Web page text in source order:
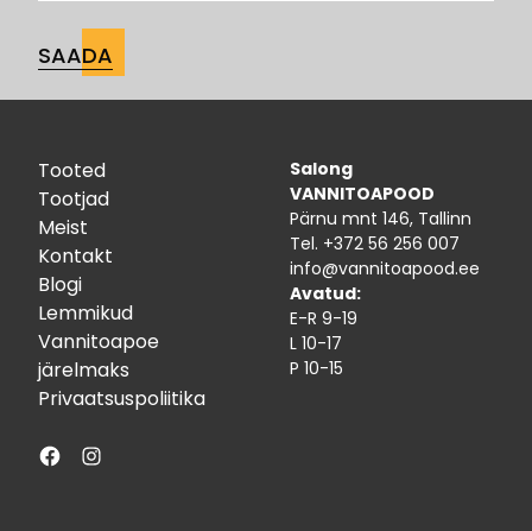
Tooted
Tootjad
Meist
Kontakt
Blogi
Lemmikud
Vannitoapoe
järelmaks
Privaatsuspoliitika
Facebook
Salong
VANNITOAPOOD
Pärnu mnt 146, Tallinn
Tel. +372 56 256 007
info@vannitoapood.ee
Avatud:
E-R 9-19
L 10-17
P 10-15